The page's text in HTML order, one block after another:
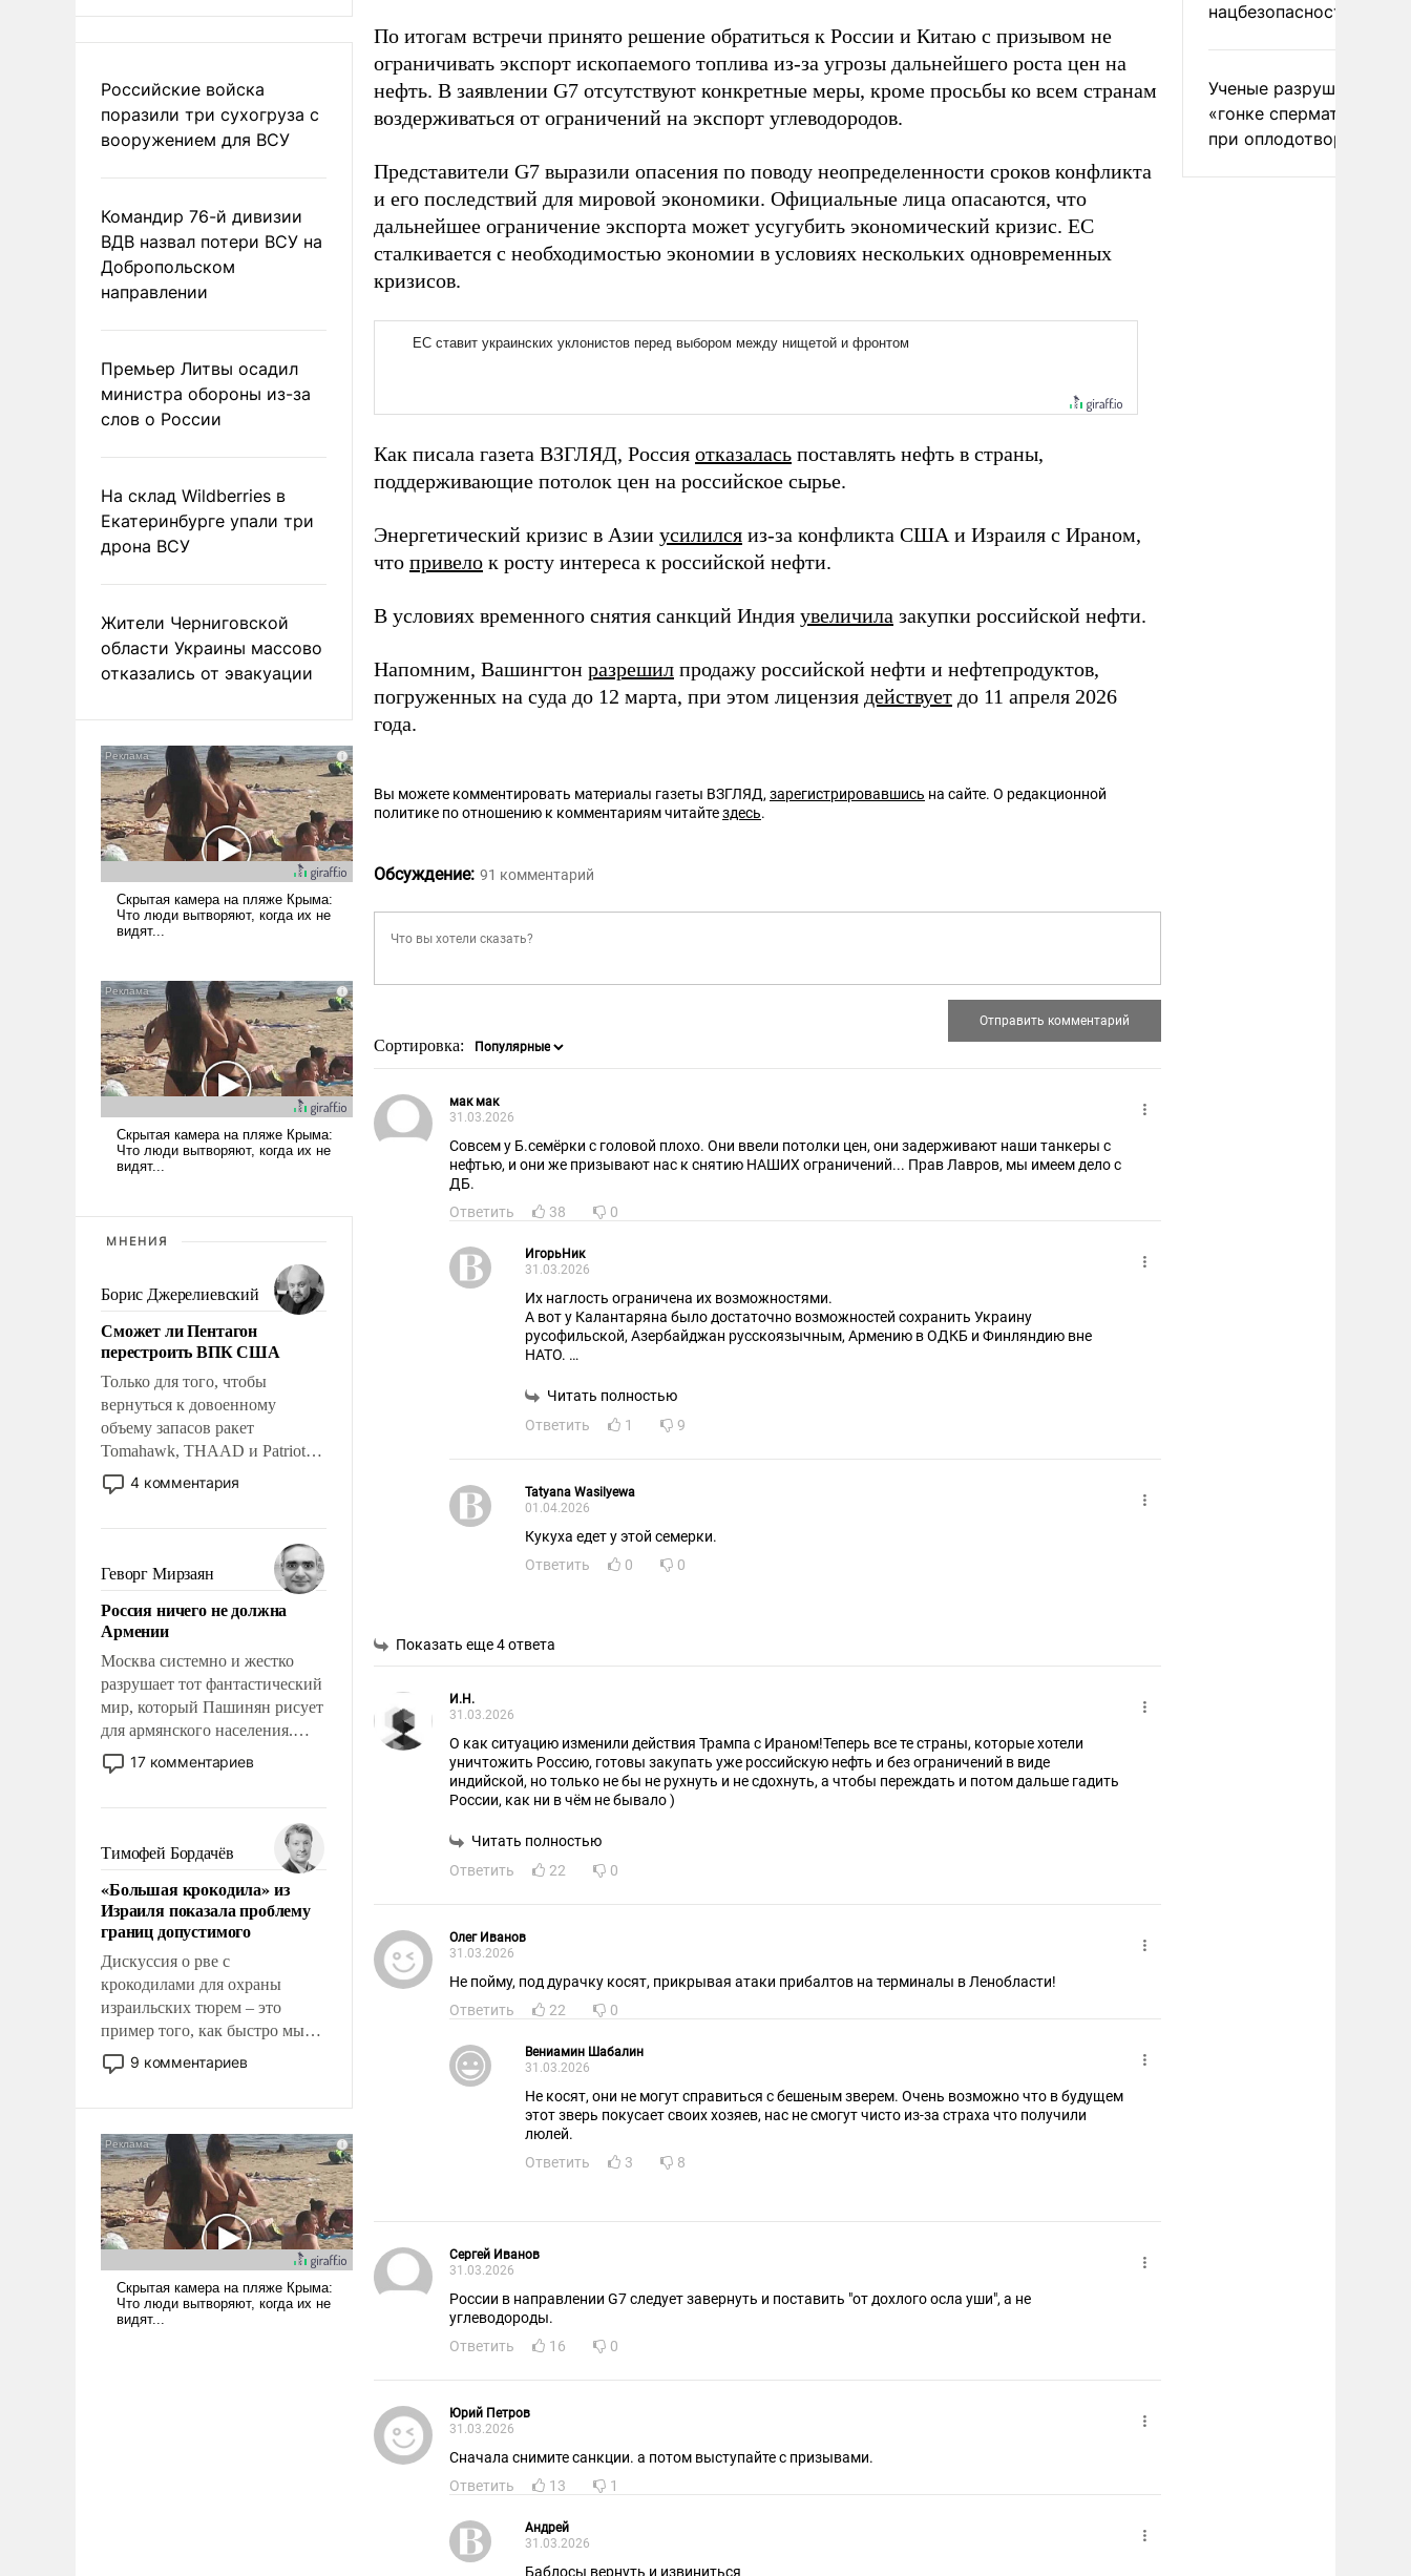
Российские войска
поразили три сухогруза с
вооружением для ВСУ
Командир 76-й дивизии
ВДВ назвал потери ВСУ на
Добропольском
направлении
Премьер Литвы осадил
министра обороны из-за
слов о России
На склад Wildberries в
Екатеринбурге упали три
дрона ВСУ
Жители Черниговской
области Украины массово
отказались от эвакуации
МНЕНИЯ
Борис Джерелиевский
Сможет ли Пентагон
перестроить ВПК США
Только для того, чтобы
вернуться к довоенному
объему запасов ракет
Tomahawk, THAAD и Patriot
США потребуется более трех
лет. Даже небольшая война с
Сложившаяся ситуация
означает многолетний период
уязвимости США, например,
перед Китаем.
4 комментария
Геворг Мирзаян
Россия ничего не должна
Армении
Москва системно и жестко
разрушает тот фантастический
мир, который Пашинян рисует
для армянского населения.
Мир, где политические
прожекты будут безусловно
налогоплательщиков и где
Еревану за свои поступки не
нужно отвечать.
17 комментариев
Тимофей Бордачёв
«Большая крокодила» из
Израиля показала проблему
границ допустимого
Дискуссия о рве с
крокодилами для охраны
израильских тюрем – это
пример того, как быстро мы
двигаемся по пути
революционных изменений.
псевдонаучной фантастики,
стало всерьез обсуждаемой
идеей.
9 комментариев
По итогам встречи принято решение обратиться к России и Китаю с призывом не
ограничивать экспорт ископаемого топлива из-за угрозы дальнейшего роста цен на
нефть. В заявлении G7 отсутствуют конкретные меры, кроме просьбы ко всем странам
воздерживаться от ограничений на экспорт углеводородов.
Представители G7 выразили опасения по поводу неопределенности сроков конфликта
и его последствий для мировой экономики. Официальные лица опасаются, что
дальнейшее ограничение экспорта может усугубить экономический кризис. ЕС
сталкивается с необходимостью экономии в условиях нескольких одновременных
кризисов.
Как писала газета ВЗГЛЯД, Россия отказалась поставлять нефть в страны,
поддерживающие потолок цен на российское сырье.
Энергетический кризис в Азии усилился из-за конфликта США и Израиля с Ираном,
что привело к росту интереса к российской нефти.
В условиях временного снятия санкций Индия увеличила закупки российской нефти.
Напомним, Вашингтон разрешил продажу российской нефти и нефтепродуктов,
погруженных на суда до 12 марта, при этом лицензия действует до 11 апреля 2026
года.
Вы можете комментировать материалы газеты ВЗГЛЯД,зарегистрировавшись на сайте. О редакционной
политике по отношению к комментариям читайтездесь.
Обсуждение: 91 комментарий
Сортировка:
мак мак
31.03.2026
Совсем у Б.семёрки с головой плохо. Они ввели потолки цен, они задерживают наши танкеры с
нефтью, и они же призывают нас к снятию НАШИХ ограничений... Прав Лавров, мы имеем дело с
ДБ.
Ответить
38 0
ИгорьНик
31.03.2026
Их наглость ограничена их возможностями.
А вот у Калантаряна было достаточно возможностей сохранить Украину
русофильской, Азербайджан русскоязычным, Армению в ОДКБ и Финляндию вне
НАТО.
Именно его посол Зурабов уговорил Кремль признать президентом его друга и
Читать полностью
Ответить
1 9
Tatyana Wasilyewa
01.04.2026
Кукуха едет у этой семерки.
Ответить
0 0
Показать еще 4 ответа
И.Н.
31.03.2026
О как ситуацию изменили действия Трампа с Ираном!Теперь все те страны, которые хотели
уничтожить Россию, готовы закупать уже российскую нефть и без ограничений в виде
индийской, но только не бы не рухнуть и не сдохнуть, а чтобы переждать и потом дальше гадить
России, как ни в чём не бывало )
Читать полностью
Ответить
22 0
Олег Иванов
31.03.2026
Не пойму, под дурачку косят, прикрывая атаки прибалтов на терминалы в Ленобласти!
Ответить
22 0
Вениамин Шабалин
31.03.2026
Не косят, они не могут справиться с бешеным зверем. Очень возможно что в будущем
этот зверь покусает своих хозяев, нас не смогут чисто из-за страха что получили
люлей.
Ответить
3 8
Сергей Иванов
31.03.2026
России в направлении G7 следует завернуть и поставить "от дохлого осла уши", а не
углеводороды.
Ответить
16 0
Юрий Петров
31.03.2026
Сначала снимите санкции. а потом выступайте с призывами.
Ответить
13 1
Андрей
31.03.2026
Баблосы вернуть и извиниться
нацбезопасности
Ученые разрушили миф
«гонке
при оплодотворении